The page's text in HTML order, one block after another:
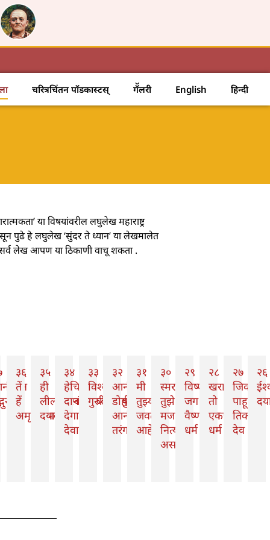
चरित्रचिंतन पॉडकास्टस् गॅॅलरी English हिन्दी
या विषयांवरील लघुलेख महाराष्ट्र
पुढे हे लघुलेख ‘सुंदर ते ध्यान’ या लेखमालेत
लेख आपण या ठिकाणी वाचू शकता .
३६
तें
हें
अमृतानुभव
३५
ही
लीलाविश्वंभराची
दया
३४
हेचि
दान
देगा
देवा
३३
विश्वासो
गुरुवाक्येषु
३२
आनंदाचे
डोही
आनंद
तरंग
३१
मी
तुझ्या
जवळच
आहे
३०
स्मरण
तुझे
मज
नित्य
असावे
२९
विष्णुमय
जग
वैष्णवांचा
धर्म
२८
खरा
तो
एकची
धर्म
२७
जिकडे
पाहू
तिकडे
देव
२६